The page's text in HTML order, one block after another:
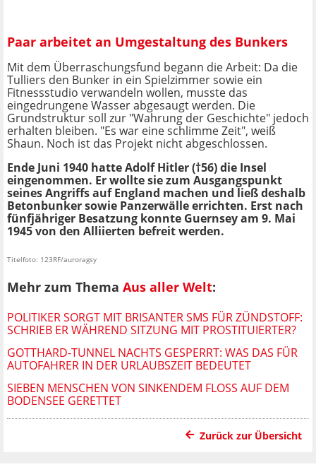
Paar arbeitet an Umgestaltung des Bunkers
Mit dem Überraschungsfund begann die Arbeit: Da die
Tulliers den Bunker in ein Spielzimmer sowie ein
Fitnessstudio verwandeln wollen, musste das
eingedrungene Wasser abgesaugt werden. Die
Grundstruktur soll zur "Wahrung der Geschichte" jedoch
erhalten bleiben. "Es war eine schlimme Zeit", weiß
Shaun. Noch ist das Projekt nicht abgeschlossen.
Ende Juni 1940 hatte Adolf Hitler (†56) die Insel
eingenommen. Er wollte sie zum Ausgangspunkt
seines Angriffs auf England machen und ließ deshalb
Betonbunker sowie Panzerwälle errichten. Erst nach
fünfjähriger Besatzung konnte Guernsey am 9. Mai
1945 von den Alliierten befreit werden.
Titelfoto: 123RF/auroragsy
Mehr zum Thema Aus aller Welt:
POLITIKER SORGT MIT BRISANTER SMS FÜR ZÜNDSTOFF:
SCHRIEB ER WÄHREND SITZUNG MIT PROSTITUIERTER?
GOTTHARD-TUNNEL NACHTS GESPERRT: WAS DAS FÜR
AUTOFAHRER IN DER URLAUBSZEIT BEDEUTET
SIEBEN MENSCHEN VON SINKENDEM FLOSS AUF DEM B
ODENSEE GERETTET
Zurück zur Übersicht